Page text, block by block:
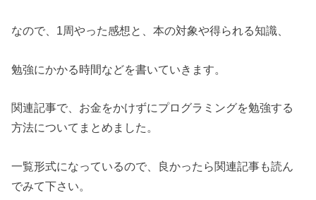
なので、1周やった感想と、本の対象や得られる知識、
勉強にかかる時間などを書いていきます。
関連記事で、お金をかけずにプログラミングを勉強する
方法についてまとめました。
一覧形式になっているので、良かったら関連記事も読ん
でみて下さい。